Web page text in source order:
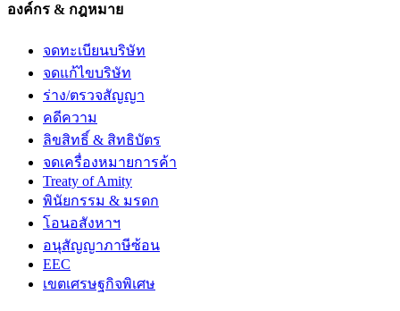
องค์กร & กฎหมาย
จดทะเบียนบริษัท
จดแก้ไขบริษัท
ร่าง/ตรวจสัญญา
คดีความ
ลิขสิทธิ์ & สิทธิบัตร
จดเครื่องหมายการค้า
Treaty of Amity
พินัยกรรม & มรดก
โอนอสังหาฯ
อนุสัญญาภาษีซ้อน
EEC
เขตเศรษฐกิจพิเศษ